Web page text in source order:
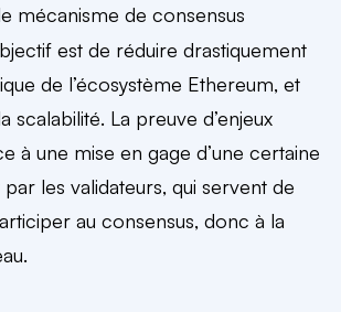
mécanisme de consensus
est de réduire drastiquement
de l’écosystème Ethereum, et
scalabilité. La preuve d’enjeux
à une mise en gage d’une certaine
par les validateurs, qui servent de
au consensus, donc à la